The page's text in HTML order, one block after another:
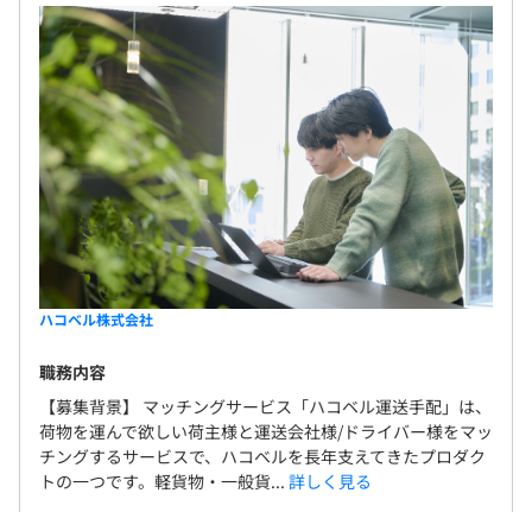
ハコベル株式会社
職務内容
【募集背景】 マッチングサービス「ハコベル運送手配」は、
荷物を運んで欲しい荷主様と運送会社様/ドライバー様をマッ
チングするサービスで、ハコベルを長年支えてきたプロダク
トの一つです。軽貨物・一般貨... 詳しく見る